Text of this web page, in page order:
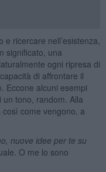
ricercare nell’esistenza,
significato, una
ogni ripresa di
di affrontare il
Eccone alcuni esempi
tono, random. Alla
come vengono, a
nuove idee per te su
O me lo sono